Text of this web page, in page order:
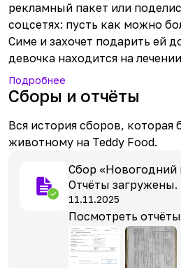
рекламный пакет или
соцсетях: пусть как можно
Симе и захочет подарить ей
девочка находится на
кормом или оплати целую
почувствует твою заботу
Подробнее
Сборы и отчёты
Вся история сборов, которая
животному на Teddy Food.
Сбор «Новогодний
Отчёты загружены.
11.11.2025
Посмотреть отчёты